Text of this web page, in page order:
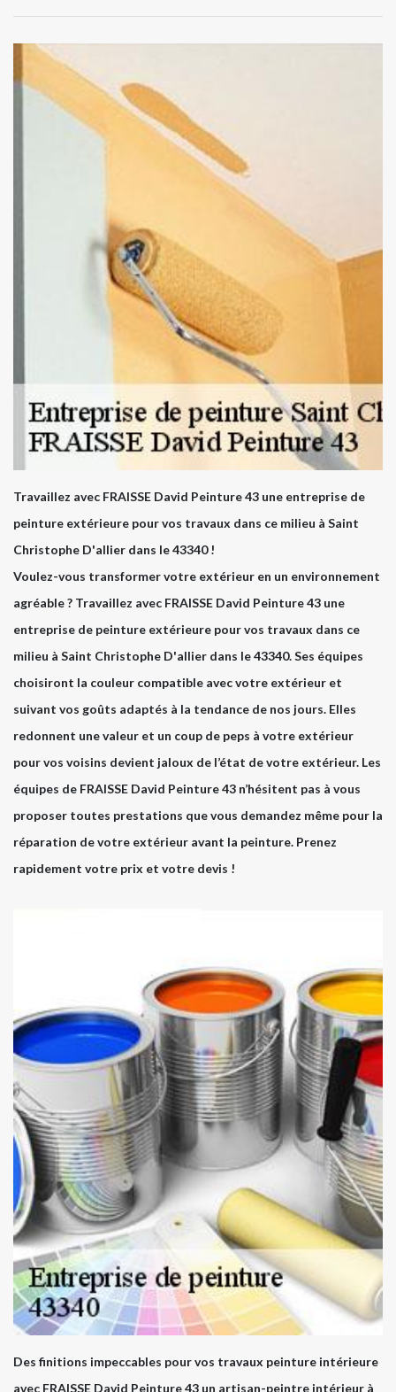
Travaillez avec FRAISSE David Peinture 43 une entreprise de
peinture extérieure pour vos travaux dans ce milieu à Saint
Christophe D'allier dans le 43340 !
Voulez-vous transformer votre extérieur en un environnement
agréable ? Travaillez avec FRAISSE David Peinture 43 une
entreprise de peinture extérieure pour vos travaux dans ce
milieu à Saint Christophe D'allier dans le 43340. Ses équipes
choisiront la couleur compatible avec votre extérieur et
suivant vos goûts adaptés à la tendance de nos jours. Elles
redonnent une valeur et un coup de peps à votre extérieur
pour vos voisins devient jaloux de l’état de votre extérieur. Les
équipes de FRAISSE David Peinture 43 n’hésitent pas à vous
proposer toutes prestations que vous demandez même pour la
réparation de votre extérieur avant la peinture. Prenez
rapidement votre prix et votre devis !
Des finitions impeccables pour vos travaux peinture intérieure
avec FRAISSE David Peinture 43 un artisan-peintre intérieur à